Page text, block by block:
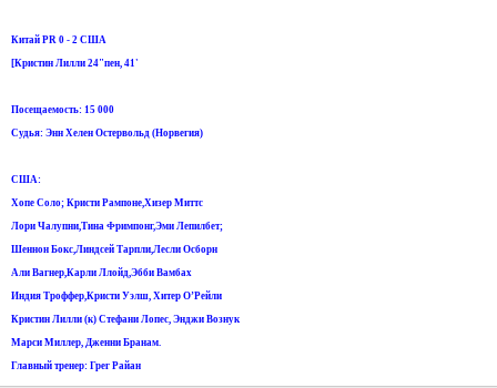
Китай PR 0 - 2 США
[Кристин Лилли 24"пен, 41'
Посещаемость: 15 000
Судья: Энн Хелен Остервольд (Норвегия)
США:
Хопе Соло; Кристи Рампоне,Хизер Миттс
Лори Чалупни,Тина Фримпонг,Эми Лепилбет;
Шеннон Бокс,Линдсей Тарпли,Лесли Осборн
Али Вагнер,Карли Ллойд,Эбби Вамбах
Индия Tроффер,Кристи Уэлш, Хитер O’Рейли
Кристин Лилли (к) Стефани Лопес, Энджи Вознук
Марси Миллер, Дженни Бранам.
Главный тренер: Грег Райан